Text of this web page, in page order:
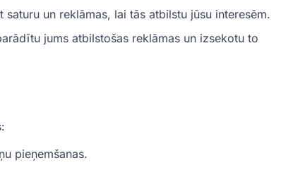
un reklāmas, lai tās atbilstu jūsu interesēm.
jums atbilstošas reklāmas un izsekotu to
pieņemšanas.